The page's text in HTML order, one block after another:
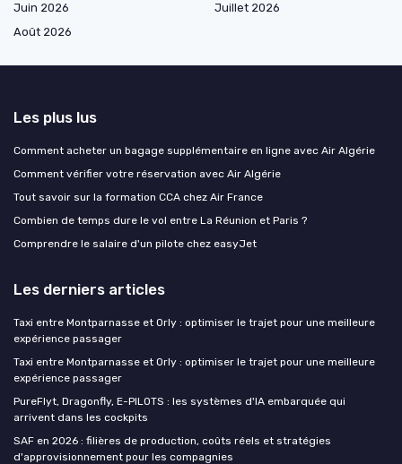
Juin 2026
Juillet 2026
Août 2026
Les plus lus
Comment acheter un bagage supplémentaire en ligne avec Air Algérie
Comment vérifier votre réservation avec Air Algérie
Tout savoir sur la formation CCA chez Air France
Combien de temps dure le vol entre La Réunion et Paris ?
Comprendre le salaire d'un pilote chez easyJet
Les derniers articles
Taxi entre Montparnasse et Orly : optimiser le trajet pour une meilleure
expérience passager
Taxi entre Montparnasse et Orly : optimiser le trajet pour une meilleure
expérience passager
PureFlyt, Dragonfly, E-PILOTS : les systèmes d'IA embarquée qui
arrivent dans les cockpits
SAF en 2026 : filières de production, coûts réels et stratégies
d'approvisionnement pour les compagnies